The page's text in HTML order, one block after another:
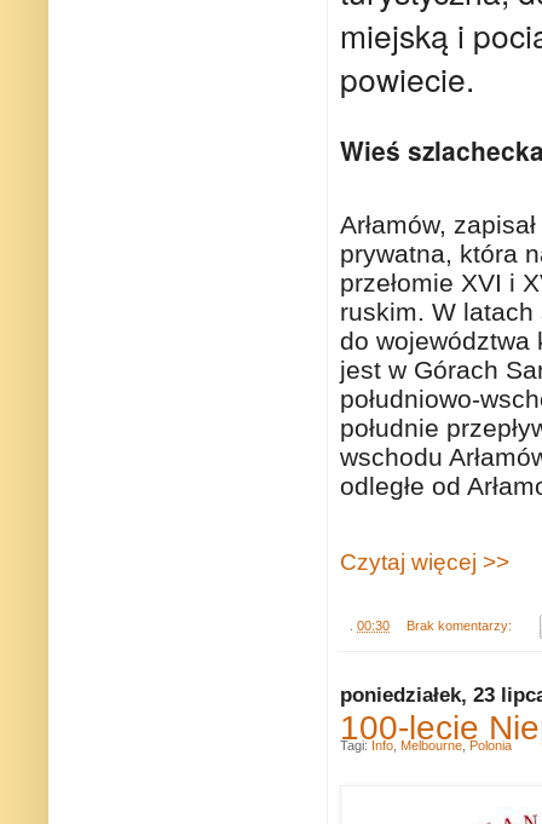
miejską i
powiecie.
Wieś
Arłamów,
prywatna, która
przełomie XVI i
ruskim. W latach
do województwa
jest w Górach
południowo-
południe
wschodu
odległe od
Czytaj więcej >>
00:30 Brak komentarzy:
poniedziałek, 23
100-lecie
Tagi: Info Melbourne Polonia